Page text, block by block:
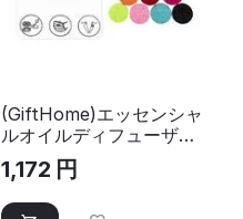
(GiftHome)エッセンシャ
ルオイルディフューザー
(ラブ)｜ディフューザー
1,172 円